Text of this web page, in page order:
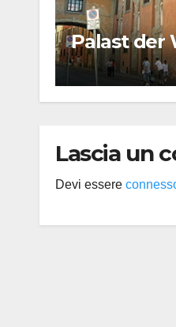
Palast der
Lascia un
Devi essere